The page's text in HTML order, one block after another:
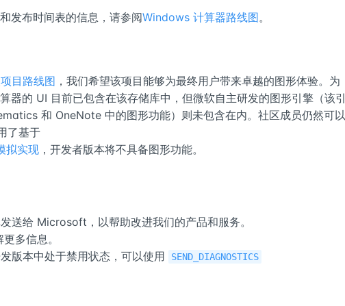
发布时间表的信息，请参阅Windows 计算器路线图。
目路线图 ，我们希望该项目能够为最终用户带来卓越的图形体验。为
器的 UI 目前已包含在该存储库中，但微软自主研发的图形引擎（该引
和 OneNote 中的图形功能）则未包含在内。社区成员仍然可以
了基于
拟实现 ，开发者版本将不具备图形功能。
送给 Microsoft，以帮助改进我们的产品和服务。
更多信息。
版本中处于禁用状态，可以使用
SEND_DIAGNOSTICS